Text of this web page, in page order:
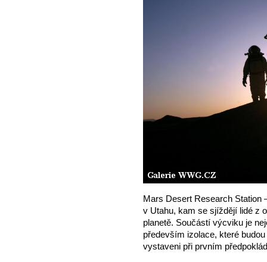
Mars Desert Research Station
v Utahu, kam se sjíždějí lidé z
planetě. Součástí výcviku je
především izolace, které
vystaveni při prvním